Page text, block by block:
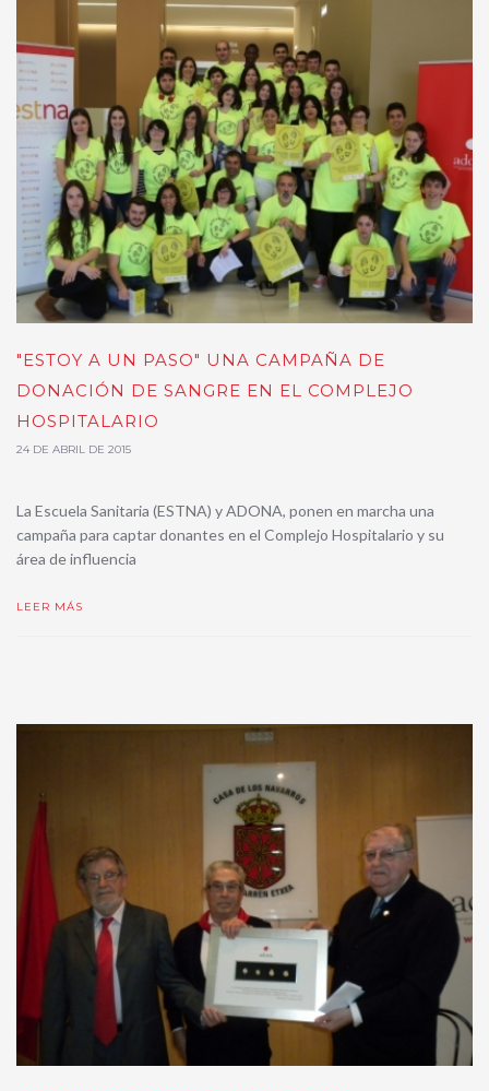
"ESTOY A UN PASO" UNA CAMPAÑA DE
DONACIÓN DE SANGRE EN EL COMPLEJO
HOSPITALARIO
24 DE ABRIL DE 2015
La Escuela Sanitaria (ESTNA) y ADONA, ponen en marcha una
campaña para captar donantes en el Complejo Hospitalario y su
área de influencia
LEER MÁS